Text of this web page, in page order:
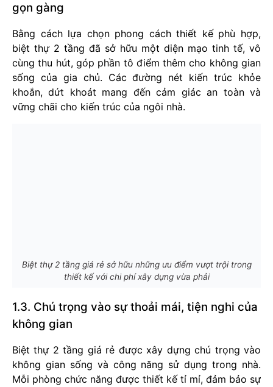
gọn gàng
Bằng cách lựa chọn phong cách thiết kế phù hợp,
biệt thự 2 tầng đã sở hữu một diện mạo tinh tế, vô
cùng thu hút, góp phần tô điểm thêm cho không gian
sống của gia chủ. Các đường nét kiến trúc khỏe
khoắn, dứt khoát mang đến cảm giác an toàn và
vững chãi cho kiến trúc của ngôi nhà.
Biệt thự 2 tầng giá rẻ sở hữu những ưu điểm vượt trội trong
thiết kế với chi phí xây dựng vừa phải
1.3. Chú trọng vào sự thoải mái, tiện nghi của
không gian
Biệt thự 2 tầng giá rẻ được xây dựng chú trọng vào
không gian sống và công năng sử dụng trong nhà.
Mỗi phòng chức năng được thiết kế tỉ mỉ, đảm bảo sự